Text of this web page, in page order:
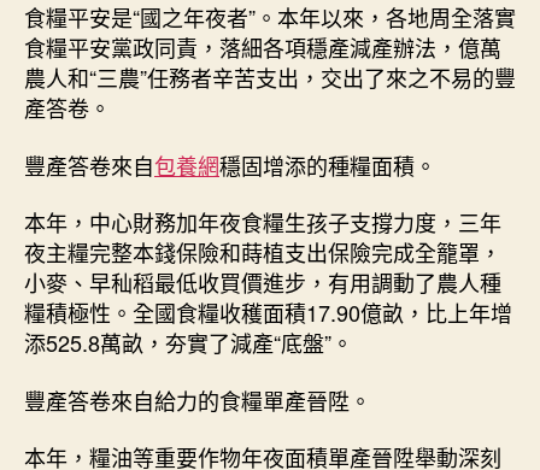
食糧平安是“國之年夜者”。本年以來，各地周全落實
食糧平安黨政同責，落細各項穩產減產辦法，億萬
農人和“三農”任務者辛苦支出，交出了來之不易的豐
產答卷。
豐產答卷來自包養網穩固增添的種糧面積。
本年，中心財務加年夜食糧生孩子支撐力度，三年
夜主糧完整本錢保險和蒔植支出保險完成全籠罩，
小麥、早秈稻最低收買價進步，有用調動了農人種
糧積極性。全國食糧收穫面積17.90億畝，比上年增
添525.8萬畝，夯實了減產“底盤”。
豐產答卷來自給力的食糧單產晉陞。
本年，糧油等重要作物年夜面積單產晉陞舉動深刻